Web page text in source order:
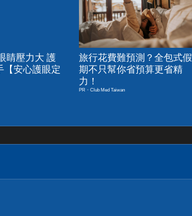
睛壓力大 護
【安心護眼定
旅行花費難預測？全包式假
期不只幫你省預算更省精
力！
PR・Club Med Taiwan